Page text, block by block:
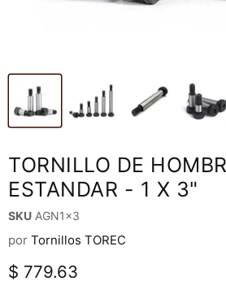
TORNILLO DE
ESTANDAR - 1 X 3"
SKU AGN1x3
por Tornillos TOREC
Precio actual
$ 779.63